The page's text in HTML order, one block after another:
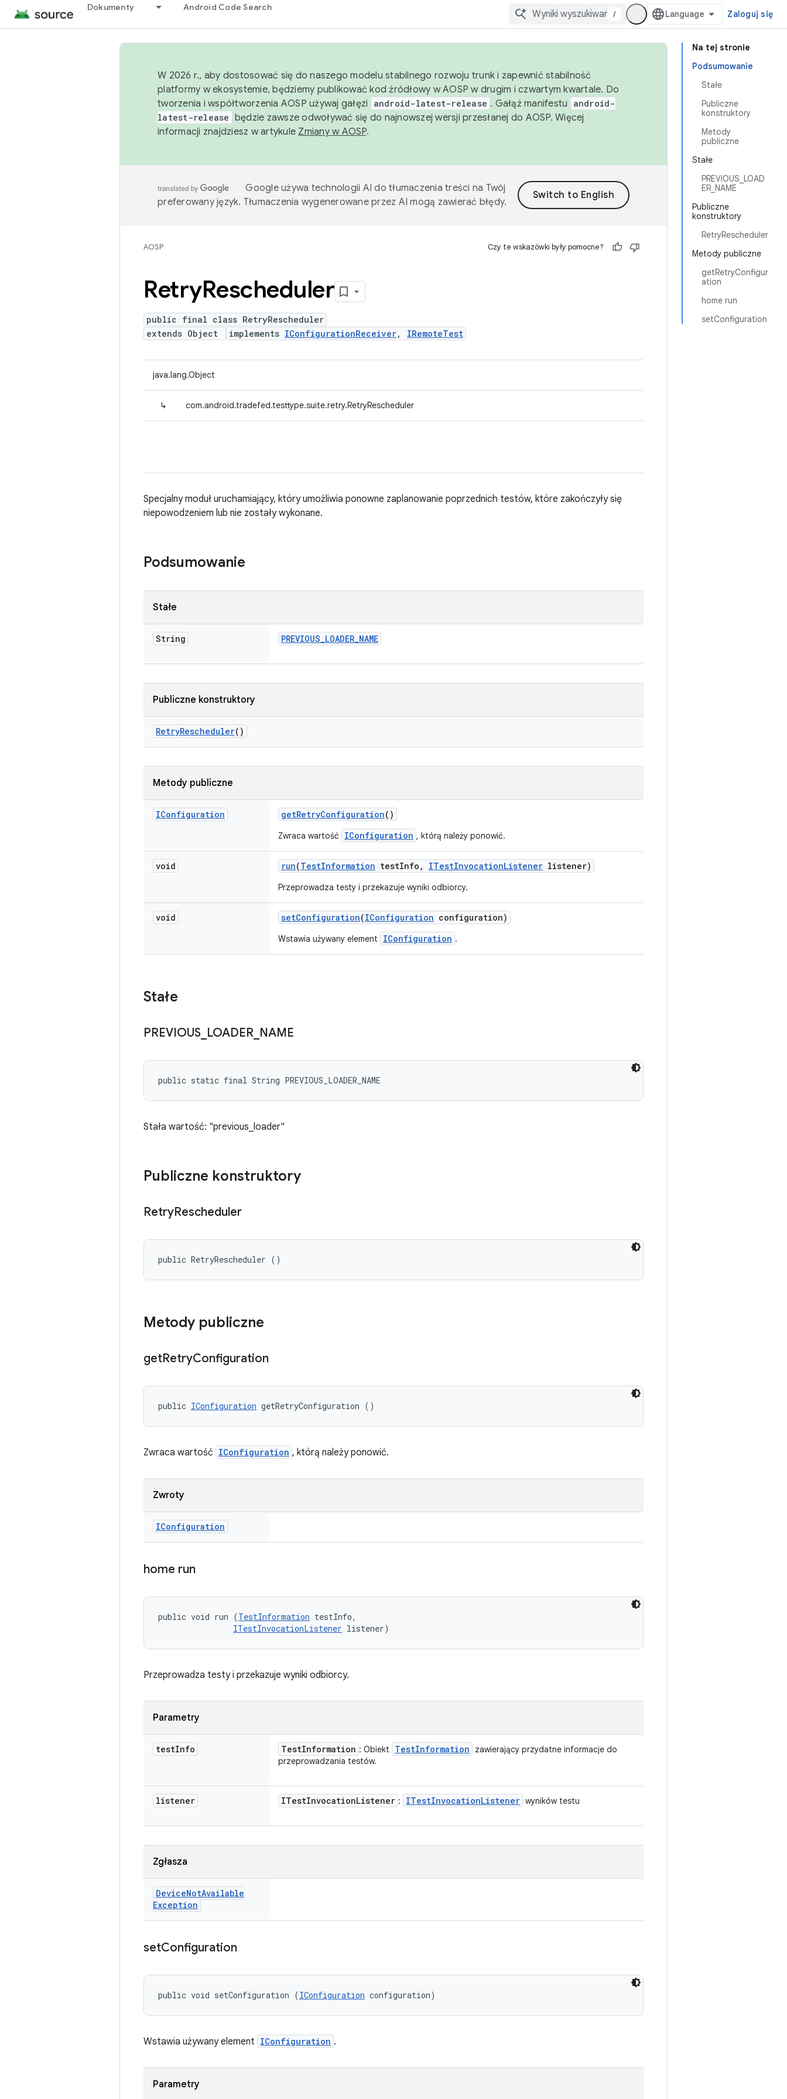
Dokumenty Android Code Search
/ Zaloguj się
Na tej stronie
Podsumowanie
Stałe
Publiczne
konstruktory
Metody
publiczne
Stałe
PREVIOUS_LOAD
ER_NAME
Publiczne
konstruktory
RetryRescheduler
Metody publiczne
getRetryConfigur
ation
home run
setConfiguration
W 2026 r., aby dostosować się do naszego modelu stabilnego rozwoju trunk i zapewnić stabilność
platformy w ekosystemie, będziemy publikować kod źródłowy w AOSP w drugim i czwartym kwartale. Do
tworzenia i współtworzenia AOSP używaj gałęzi
android-latest-release . Gałąź manifestu
android-
latest-release będzie zawsze odwoływać się do najnowszej wersji przesłanej do AOSP. Więcej
informacji znajdziesz w artykule Zmiany w AOSP.
Google używa technologii AI do tłumaczenia treści na Twój
preferowany język. Tłumaczenia wygenerowane przez AI mogą zawierać błędy.
AOSP Czy te wskazówki były pomocne?
RetryRescheduler
public final class RetryRescheduler
extends Object
implements IConfigurationReceiver, IRemoteTest
java.lang.Object
↳ com.android.tradefed.testtype.suite.retry.RetryRescheduler
Specjalny moduł uruchamiający, który umożliwia ponowne zaplanowanie poprzednich testów, które zakończyły się
niepowodzeniem lub nie zostały wykonane.
Podsumowanie
Stałe
String PREVIOUS_LOADER_NAME
Publiczne konstruktory
RetryRescheduler()
Metody publiczne
IConfiguration getRetryConfiguration()
Zwraca wartość IConfiguration , którą należy ponowić.
void run(TestInformation testInfo , ITestInvocationListener listener)
Przeprowadza testy i przekazuje wyniki odbiorcy.
void setConfiguration(IConfiguration configuration)
Wstawia używany element IConfiguration .
Stałe
PREVIOUS LOADER NAME
public static final String PREVIOUS_LOADER_NAME
Stała wartość: "previous_loader"
Publiczne konstruktory
RetryRescheduler
public RetryRescheduler ()
Metody publiczne
getRetryConfiguration
public IConfiguration getRetryConfiguration ()
Zwraca wartość IConfiguration , którą należy ponowić.
Zwroty
IConfiguration
home run
public void run (TestInformation testInfo,
ITestInvocationListener listener)
Przeprowadza testy i przekazuje wyniki odbiorcy.
Parametry
testInfo TestInformation : Obiekt TestInformation
zawierający przydatne informacje do
przeprowadzania testów.
listener ITestInvocationListener : ITestInvocationListener wyników testu
Zgłasza
DeviceNotAvailable
Exception
setConfiguration
public void setConfiguration (IConfiguration configuration)
Wstawia używany element IConfiguration .
Parametry